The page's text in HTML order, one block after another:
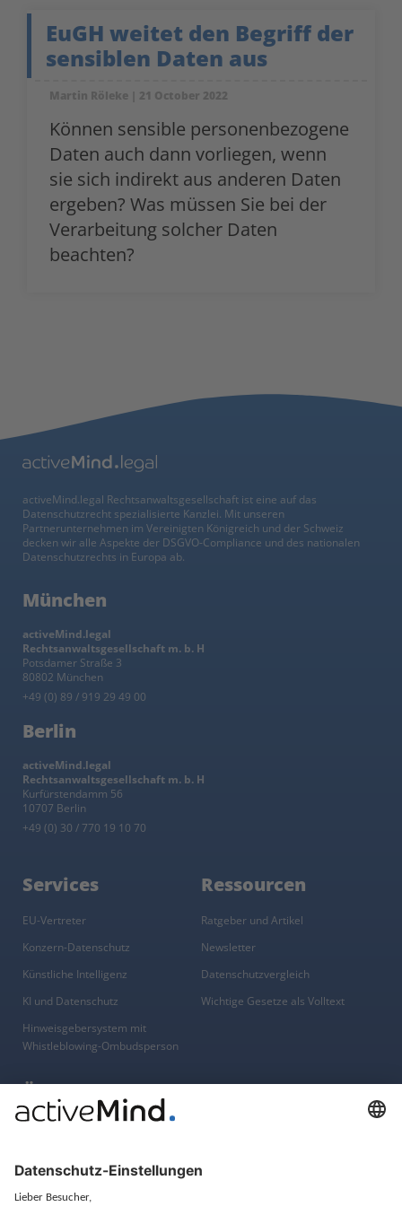
EuGH weitet den Begriff der
sensiblen Daten aus
Martin Röleke 21 October 2022
Können sensible personenbezogene
Daten auch dann vorliegen, wenn
sie sich indirekt aus anderen Daten
ergeben? Was müssen Sie bei der
Verarbeitung solcher Daten
beachten?
activeMind.legal Rechtsanwaltsgesellschaft ist eine auf das
Datenschutzrecht spezialisierte Kanzlei. Mit unseren
Partnerunternehmen im Vereinigten Königreich und der Schweiz
decken wir alle Aspekte der DSGVO-Compliance und des nationalen
Datenschutzrechts in Europa ab.
München
activeMind.legal
Rechtsanwaltsgesellschaft m. b. H
Potsdamer Straße 3
80802 München
+49 (0) 89 / 919 29 49 00
Berlin
activeMind.legal
Rechtsanwaltsgesellschaft m. b. H
Kurfürstendamm 56
10707 Berlin
+49 (0) 30 / 770 19 10 70
Services
EU-Vertreter
Konzern-Datenschutz
Künstliche Intelligenz
KI und Datenschutz
Hinweisgebersystem mit
Whistleblowing-Ombudsperson
Ressourcen
Ratgeber und Artikel
Newsletter
Datenschutzvergleich
Wichtige Gesetze als Volltext
Über
Über uns
Kontakt
Presse, Medien & Events
Gruppe
activeMind.uk (Vereinigtes